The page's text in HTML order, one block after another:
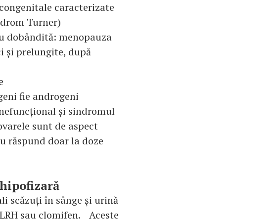
caracterizate
Turner)
dobândită: menopauza
și prelungite, după
fie androgeni
și sindromul
sunt de aspect
răspund doar la doze
scăzuți în sânge și urină
sau clomifen. Aceste